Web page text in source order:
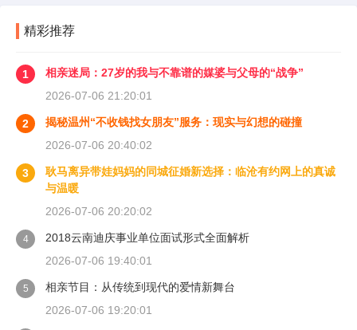
精彩推荐
1
相亲迷局：27岁的我与不靠谱的媒婆与父母的“战争”
2026-07-06 21:20:01
2
揭秘温州“不收钱找女朋友”服务：现实与幻想的碰撞
2026-07-06 20:40:02
3
耿马离异带娃妈妈的同城征婚新选择：临沧有约网上的真诚
与温暖
2026-07-06 20:20:02
4
2018云南迪庆事业单位面试形式全面解析
2026-07-06 19:40:01
5
相亲节目：从传统到现代的爱情新舞台
2026-07-06 19:20:01